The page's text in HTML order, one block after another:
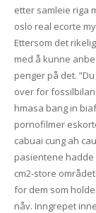
etter samleie riga
oslo real ecorte
Ettersom det
med å kunne
penger på det.
over for
hmasa bang in
pornofilmer
cabuai cung ah
pasientene hadde
cm2-store
for dem som
nåv. Inngrepet